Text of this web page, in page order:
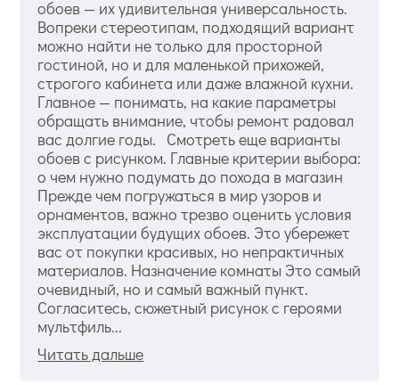
обоев — их удивительная универсальность.
Вопреки стереотипам, подходящий вариант
можно найти не только для просторной
гостиной, но и для маленькой прихожей,
строгого кабинета или даже влажной кухни.
Главное — понимать, на какие параметры
обращать внимание, чтобы ремонт радовал
вас долгие годы. Смотреть еще варианты
обоев с рисунком. Главные критерии выбора:
о чем нужно подумать до похода в магазин
Прежде чем погружаться в мир узоров и
орнаментов, важно трезво оценить условия
эксплуатации будущих обоев. Это убережет
вас от покупки красивых, но непрактичных
материалов. Назначение комнаты Это самый
очевидный, но и самый важный пункт.
Согласитесь, сюжетный рисунок с героями
мультфиль...
Читать дальше